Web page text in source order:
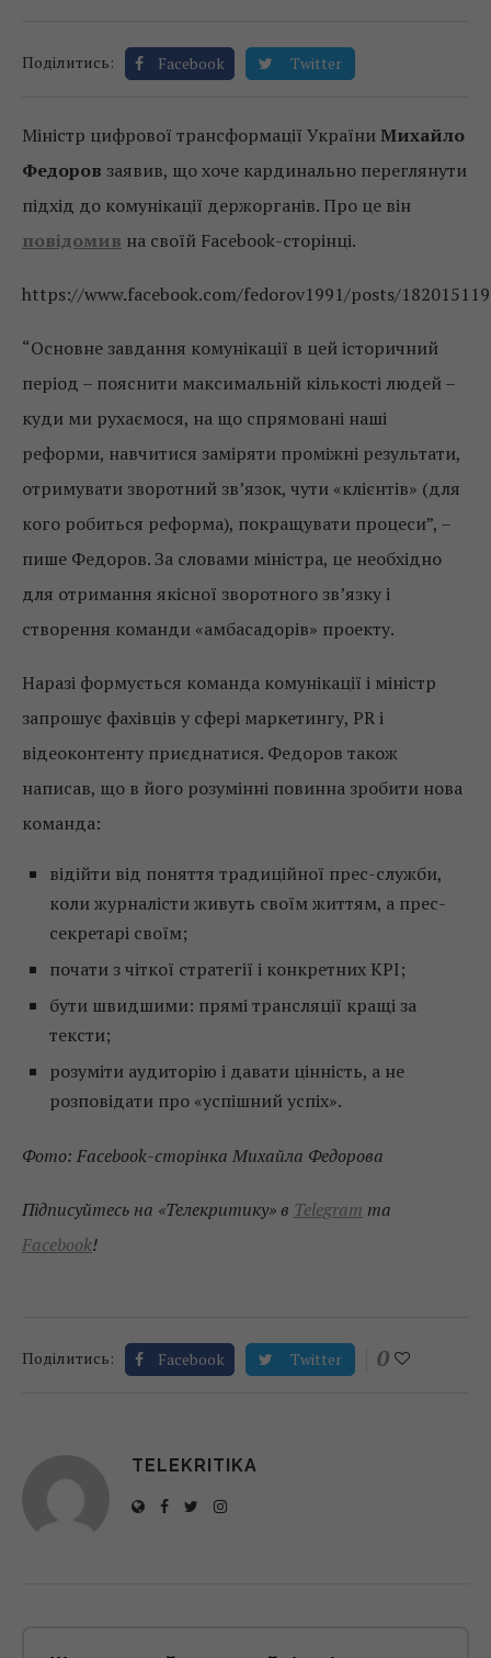
Поділитись: Facebook Twitter
Міністр цифрової трансформації УкраїниМихайло
Федоров заявив, що хоче кардинально переглянути
підхід до комунікації держорганів. Про це він
повідомив на своїй Facebook-сторінці.
https://www.facebook.com/fedorov1991/posts/
“Основне завдання комунікації в цей історичний
період – пояснити максимальній кількості людей –
куди ми рухаємося, на що спрямовані наші
реформи, навчитися заміряти проміжні результати,
отримувати зворотний зв’язок, чути «клієнтів» (для
кого робиться реформа), покращувати процеси”, –
пише Федоров. За словами міністра, це необхідно
для отримання якісної зворотного зв’язку і
створення команди «амбасадорів» проекту.
Наразі формується команда комунікації і міністр
запрошує фахівців у сфері маркетингу, PR і
відеоконтенту приєднатися. Федоров також
написав, що в його розумінні повинна зробити нова
команда:
відійти від поняття традиційної прес-служби,
коли журналісти живуть своїм життям, а прес-
секретарі своїм;
почати з чіткої стратегії і конкретних KPI;
бути швидшими: прямі трансляції кращі за
тексти;
розуміти аудиторію і давати цінність, а не
розповідати про «успішний успіх».
Фото: Facebook-сторінка Михайла Федорова
Підписуйтесь на «Телекритику» в Telegram та
Facebook!
Поділитись: Facebook Twitter 0
TELEKRITIKA